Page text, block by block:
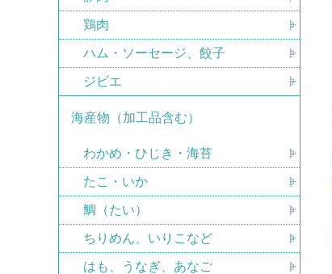
鶏肉
ハム・ソーセージ、餃子
ジビエ
海産物（加工品含む）
わかめ・ひじき・海苔
たこ・いか
鯛（たい）
ちりめん、いりこなど
はも、うなぎ、あなご